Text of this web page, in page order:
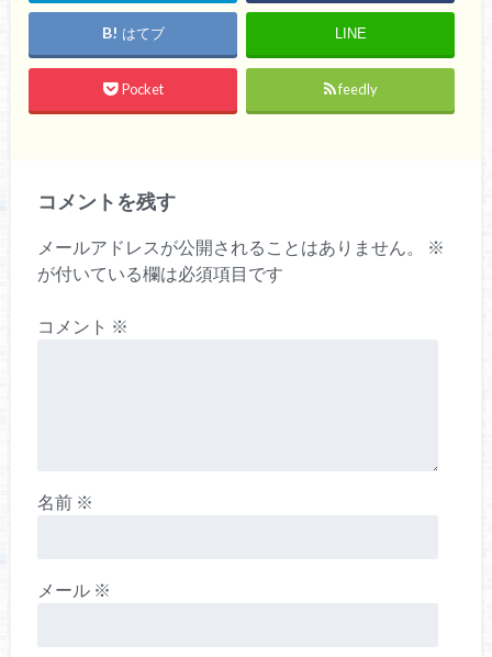
はてブ LINE
Pocket feedly
コメントを残す
メールアドレスが公開されることはありません。
※
が付いている欄は必須項目です
コメント ※
名前 ※
メール ※